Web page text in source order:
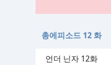
총에피소드 12 화
언더 닌자 12화